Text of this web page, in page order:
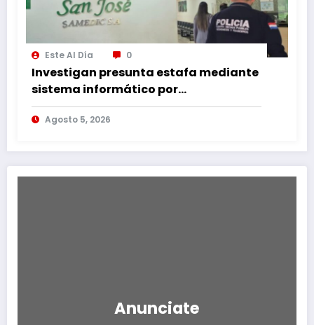
Este Al Día 0
Investigan presunta estafa mediante
sistema informático por
transferencia no autorizada de G. 350
millones
Agosto 5, 2026
Anunciate